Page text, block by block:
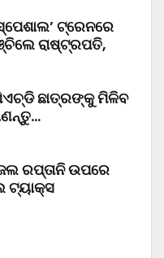
ଟ୍ରେନରେ
ରାଷ୍ଟ୍ରପତି,
ଛାତ୍ରଙ୍କୁ ମିଳିବ
ରପ୍ତାନି ଉପରେ
ଟ୍ୟାକ୍ସ